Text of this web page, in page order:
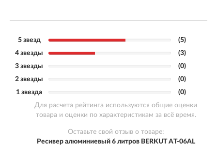
5 звезд
(5)
4 звезды
(3)
3 звезды
(0)
2 звезды
(0)
1 звезда
(0)
Для расчета рейтинга используются общие оценки
товара и оценки по характеристикам за всё время.
Оставьте свой отзыв о товаре:
Ресивер алюминиевый 6 литров BERKUT AT-06AL